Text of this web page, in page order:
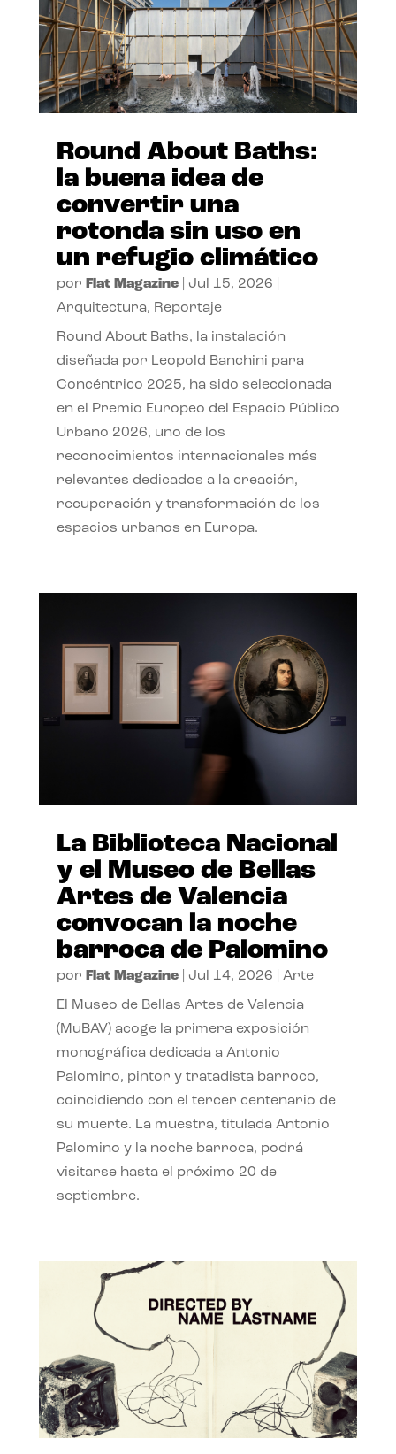
Round About Baths:
la buena idea de
convertir una
rotonda sin uso en
un refugio climático
por Flat Magazine| Jul 15, 2026
Arquitectura, Reportaje
Round About Baths, la instalación
diseñada por Leopold Banchini para
Concéntrico 2025, ha sido seleccionada
en el Premio Europeo del Espacio Público
Urbano 2026, uno de los
reconocimientos internacionales más
relevantes dedicados a la creación,
recuperación y transformación de los
espacios urbanos en Europa.
La Biblioteca Nacional
y el Museo de Bellas
Artes de Valencia
convocan la noche
barroca de Palomino
por Flat Magazine| Jul 14, 2026 Arte
El Museo de Bellas Artes de Valencia
(MuBAV) acoge la primera exposición
monográfica dedicada a Antonio
Palomino, pintor y tratadista barroco,
coincidiendo con el tercer centenario de
su muerte. La muestra, titulada Antonio
Palomino y la noche barroca, podrá
visitarse hasta el próximo 20 de
septiembre.